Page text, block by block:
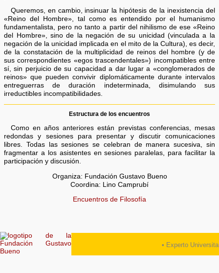
Queremos, en cambio, insinuar la hipótesis de la inexistencia del
«Reino del Hombre», tal como es entendido por el humanismo
fundamentalista, pero no tanto a partir del nihilismo de ese «Reino
del Hombre», sino de la negación de su unicidad (vinculada a la
negación de la unicidad implicada en el mito de la Cultura), es decir,
de la constatación de la multiplicidad de reinos del hombre (y de
sus correspondientes «egos trascendentales») incompatibles entre
sí, sin perjuicio de su capacidad a dar lugar a «conglomerados de
reinos» que pueden convivir diplomáticamente durante intervalos
entreguerras de duración indeterminada, disimulando sus
irreductibles incompatibilidades.
Estructura de los encuentros
Como en años anteriores están previstas conferencias, mesas
redondas y sesiones para presentar y discutir comunicaciones
libres. Todas las sesiones se celebran de manera sucesiva, sin
fragmentar a los asistentes en sesiones paralelas, para facilitar la
participación y discusión.
Organiza: Fundación Gustavo Bueno
Coordina: Lino Camprubí
Encuentros de Filosofía